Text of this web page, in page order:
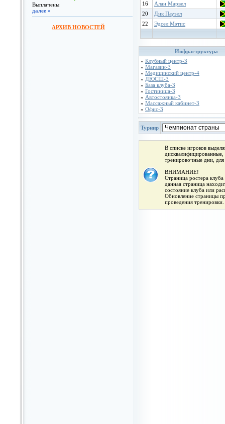
Выплачены
далее »
АРХИВ НОВОСТЕЙ
16
Алан Марвел
20
Дик Пауэлл
22
Эдсел Мэтис
Инфраструктура
» Клубный центр-3
» Магазин-3
» Медицинский центр-4
» ДЮСШ-3
» База клуба-3
» Гостиница-3
» Автостоянка-3
» Массажный кабинет-3
» Офис-3
Турнир
В списке игроков
тренировочные дни,
ВНИМАНИЕ!
Страница ростера
данная страница
состояние клуба или
Обновление страницы
проведения тренировки.